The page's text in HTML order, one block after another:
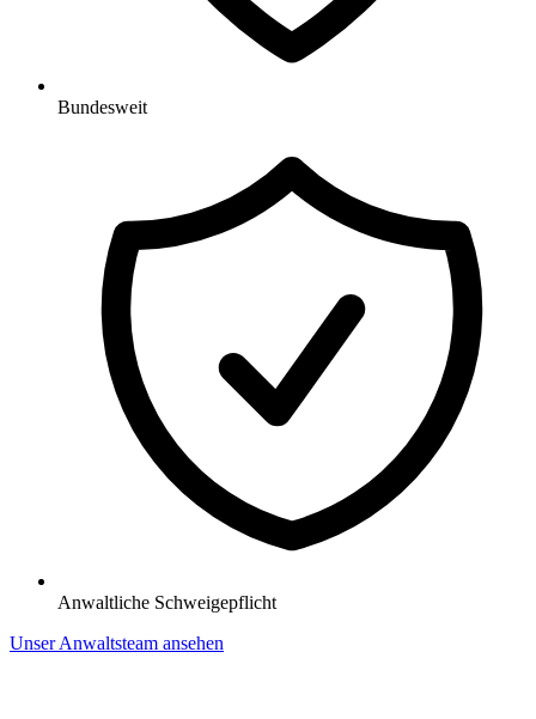
Bundesweit
Anwaltliche Schweigepflicht
Unser Anwaltsteam ansehen